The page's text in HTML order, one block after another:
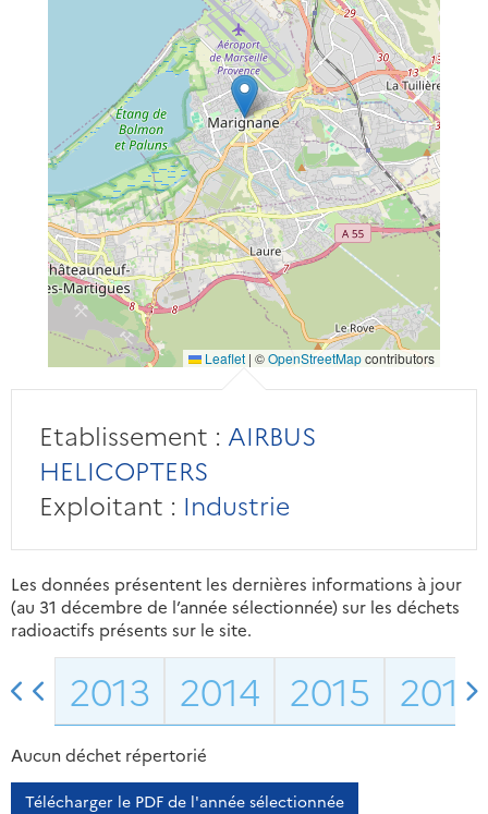
Leaflet | ©OpenStreetMapcontributors
Etablissement : AIRBUS
HELICOPTERS
Exploitant : Industrie
Les données présentent les dernières informations à jour
(au 31 décembre de l’année sélectionnée) sur les déchets
radioactifs présents sur le site.
2013 2014 2015 2016
Aucun déchet répertorié
Télécharger le PDF de l'année sélectionnée